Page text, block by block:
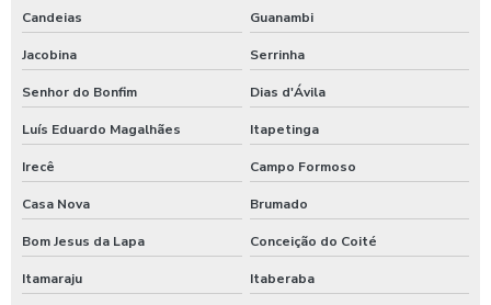
Candeias Guanambi
Jacobina Serrinha
Senhor do Bonfim Dias d'Ávila
Luís Eduardo Magalhães Itapetinga
Irecê Campo Formoso
Casa Nova Brumado
Bom Jesus da Lapa Conceição do Coité
Itamaraju Itaberaba